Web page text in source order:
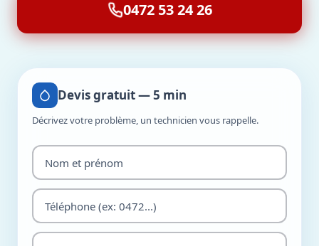
0472 53 24 26
Devis gratuit — 5 min
Décrivez votre problème, un technicien vous rappelle.